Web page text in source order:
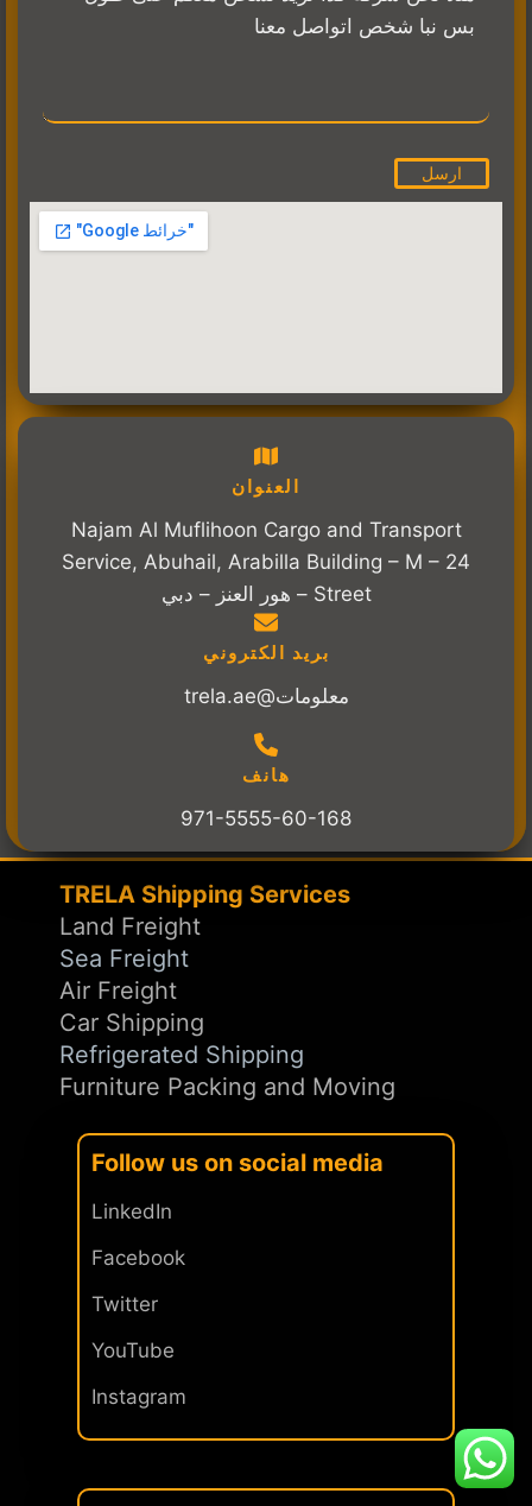
ارسل
العنوان
Najam Al Muflihoon Cargo and Transport
Service, Abuhail, Arabilla Building – M – 24
Street – هور العنز – دبي
بريد الكتروني
معلومات@trela.ae
هانف
971-5555-60-168
TRELA Shipping Services
Land Freight
Sea Freight
Air Freight
Car Shipping
Refrigerated Shipping
Furniture Packing and Moving
Follow us on social media
LinkedIn
Facebook
Twitter
YouTube
Instagram